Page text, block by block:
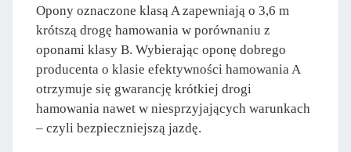
Opony oznaczone klasą A zapewniają o 3,6 m
krótszą drogę hamowania w porównaniu z
oponami klasy B. Wybierając oponę dobrego
producenta o klasie efektywności hamowania A
otrzymuje się gwarancję krótkiej drogi
hamowania nawet w niesprzyjających warunkach
– czyli bezpieczniejszą jazdę.